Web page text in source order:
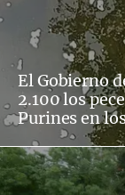
El Gobierno
2.100 los
Purines en